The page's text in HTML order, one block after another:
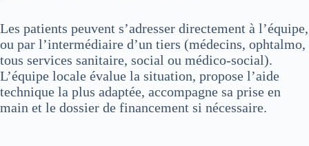
Les patients peuvent s’adresser directement à l’équipe,
ou par l’intermédiaire d’un tiers (médecins, ophtalmo,
tous services sanitaire, social ou médico-social).
L’équipe locale évalue la situation, propose l’aide
technique la plus adaptée, accompagne sa prise en
main et le dossier de financement si nécessaire.